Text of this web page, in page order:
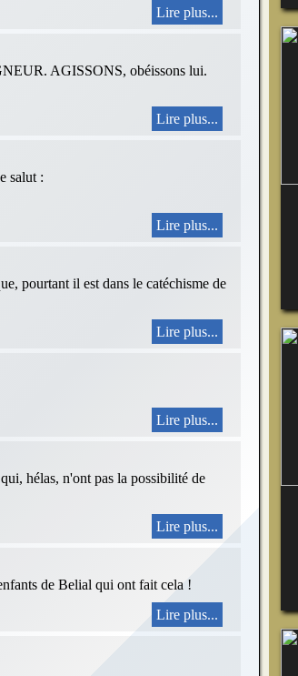
Lire plus...
AGISSONS, obéissons lui.
Lire plus...
salut :
Lire plus...
pourtant il est dans le catéchisme de
Lire plus...
Lire plus...
hélas, n'ont pas la possibilité de
Lire plus...
de Belial qui ont fait cela !
Lire plus...